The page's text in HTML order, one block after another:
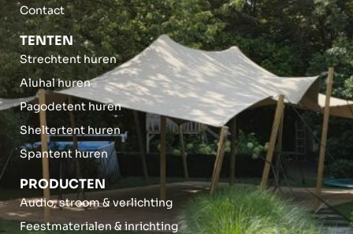
Contact
TENTEN
Strechtent huren
Aluhal huren
Pagodetent huren
Sheltertent huren
Spantent huren
PRODUCTEN
Audio, stroom & verlichting
Feestmaterialen & inrichting